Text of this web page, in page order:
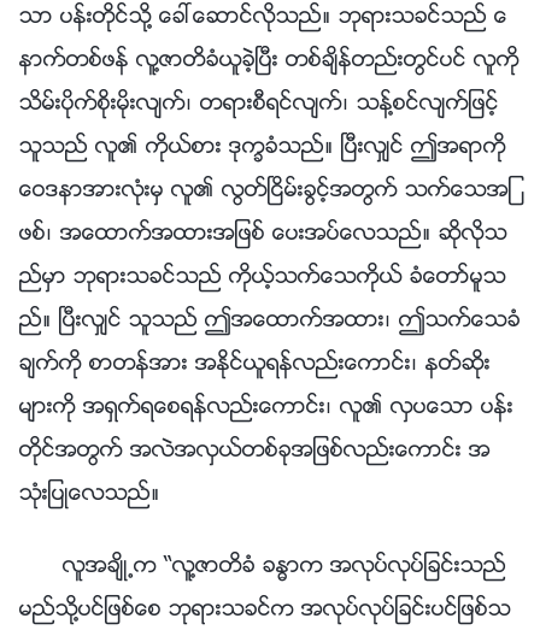
သာ ပန္းတိုင္သို႔ ေခၚေဆာင္လိုသည္။ ဘုရားသခင္သည္ ေ
နာက္တစ္ဖန္ လူ႔ဇာတိခံယူခဲ့ၿပီး တစ္ခ်ိန္တည္းတြင္ပင္ လူကို
သိမ္းပိုက္စိုးမိုးလ်က္၊ တရားစီရင္လ်က္၊ သန႔္စင္လ်က္ျဖင့္
သူသည္ လူ၏ ကိုယ္စား ဒုကၡခံသည္။ ၿပီးလွ်င္ ဤအရာကို
ေဝဒနာအားလုံးမွ လူ၏ လြတ္ၿငိမ္းခြင့္အတြက္ သက္ေသအျ
ဖစ္၊ အေထာက္အထားအျဖစ္ ေပးအပ္ေလသည္။ ဆိုလိုသ
ည္မွာ ဘုရားသခင္သည္ ကိုယ့္သက္ေသကိုယ္ ခံေတာ္မူသ
ည္။ ၿပီးလွ်င္ သူသည္ ဤအေထာက္အထား၊ ဤသက္ေသခံ
ခ်က္ကို စာတန္အား အႏိုင္ယူရန္လည္းေကာင္း၊ နတ္ဆိုး
မ်ားကို အရွက္ရေစရန္လည္းေကာင္း၊ လူ၏ လွပေသာ ပန္း
တိုင္အတြက္ အလဲအလွယ္တစ္ခုအျဖစ္လည္းေကာင္း အ
သုံးျပဳေလသည္။
လူအခ်ိဳ႕က “လူ႔ဇာတိခံ ခႏၶာက အလုပ္လုပ္ျခင္းသည္
မည္သို႔ပင္ျဖစ္ေစ ဘုရားသခင္က အလုပ္လုပ္ျခင္းပင္ျဖစ္သ